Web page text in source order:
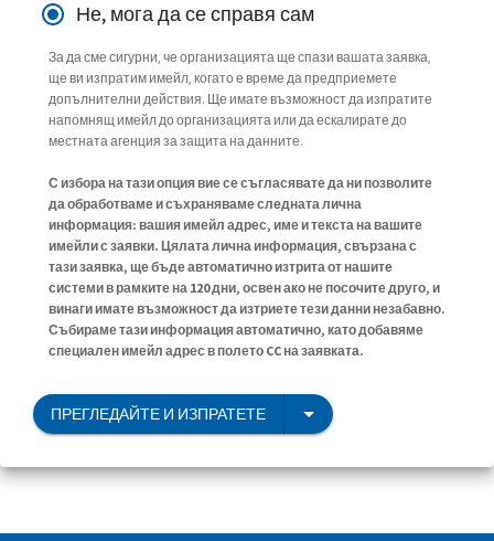
Не, мога да се справя сам
За да сме сигурни, че организацията ще спази вашата заявка,
ще ви изпратим имейл, когато е време да предприемете
допълнителни действия. Ще имате възможност да изпратите
напомнящ имейл до организацията или да ескалирате до
местната агенция за защита на данните.
С избора на тази опция вие се съгласявате да ни позволите
да обработваме и съхраняваме следната лична
информация: вашия имейл адрес, име и текста на вашите
имейли с заявки. Цялата лична информация, свързана с
тази заявка, ще бъде автоматично изтрита от нашите
системи в рамките на 120 дни, освен ако не посочите друго, и
винаги имате възможност да изтриете тези данни незабавно.
Събираме тази информация автоматично, като добавяме
специален имейл адрес в полето CC на заявката.
ПРЕГЛЕДАЙТЕ И ИЗПРАТЕТЕ